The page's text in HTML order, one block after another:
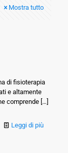
Mostra tutto
di fisioterapia
e altamente
comprende […]
Leggi di più